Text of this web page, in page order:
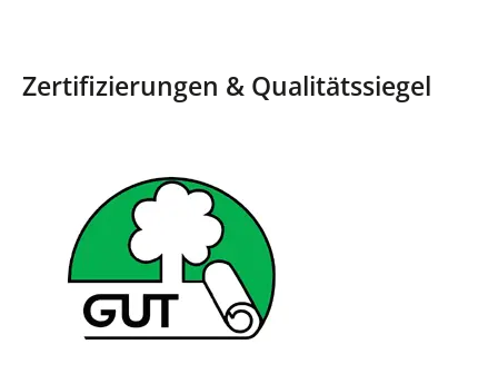
Zertifizierungen & Qualitätssiegel